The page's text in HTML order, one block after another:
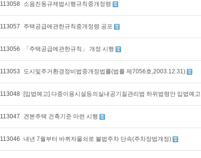
113058 소음진동규제법시행규칙중개정령
113057 주택공급에관한규칙중개정령 공포
113056 「주택공급에관한규칙」 개정 시행
113053 도시및주거환경정비법중개정법률(법률 제7056호,2003.12.31)
113048 [입법예고] 다중이용시설등의실내공기질관리법 하위법령안 입법예고
113047 견본주택 건축기준 마련 시행
113046 내년 7월부터 바퀴자물쇠로 불법주차 단속(주차장법개정)